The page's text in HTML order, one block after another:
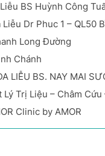
BS Huỳnh Công
Dr Phuc 1 – QL50
Long Đường
Chánh
LIỄU BS. NAY MAI
Lý Trị Liệu – Châm
Clinic by AMOR